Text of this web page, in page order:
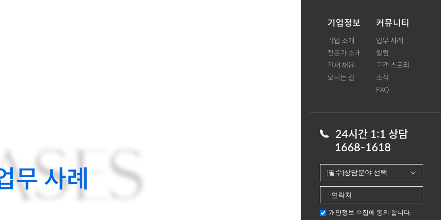
기업정보
기업 소개
전문가 소개
인재 채용
오시는 길
커뮤니티
업무 사례
칼럼
고객 스토리
소식
FAQ
24시간 1:1 상담
1668-1618
개인정보 수집에 동의 합니다.
무 사례